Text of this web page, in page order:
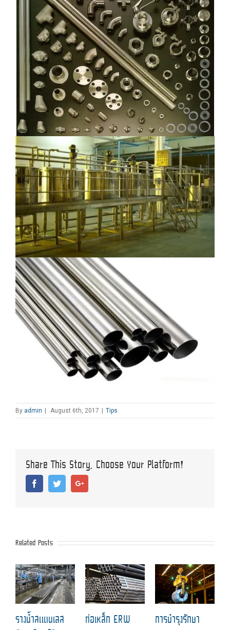
By admin | August 6th, 2017 | Tips
Share This Story, Choose Your Platform!
FacebookTwitterGoogle+
Related Posts
รางน้ำสแตนเลส
ท่อเหล็ก ERW
การบำรุงรักษา